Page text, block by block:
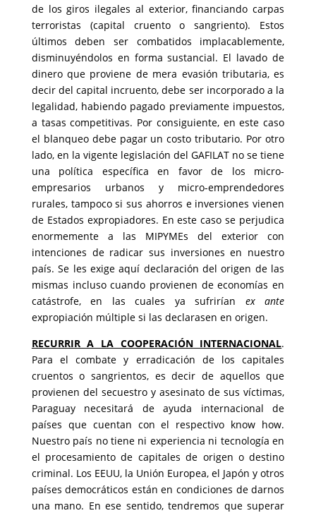
de los giros ilegales al exterior, financiando carpas
terroristas (capital cruento o sangriento). Estos
últimos deben ser combatidos implacablemente,
disminuyéndolos en forma sustancial. El lavado de
dinero que proviene de mera evasión tributaria, es
decir del capital incruento, debe ser incorporado a la
legalidad, habiendo pagado previamente impuestos,
a tasas competitivas. Por consiguiente, en este caso
el blanqueo debe pagar un costo tributario. Por otro
lado, en la vigente legislación del GAFILAT no se tiene
una política específica en favor de los micro-
empresarios urbanos y micro-emprendedores
rurales, tampoco si sus ahorros e inversiones vienen
de Estados expropiadores. En este caso se perjudica
enormemente a las MIPYMEs del exterior con
intenciones de radicar sus inversiones en nuestro
país. Se les exige aquí declaración del origen de las
mismas incluso cuando provienen de economías en
catástrofe, en las cuales ya sufrirían ex ante
expropiación múltiple si las declarasen en origen.
RECURRIR A LA COOPERACIÓN INTERNACIONAL.
Para el combate y erradicación de los capitales
cruentos o sangrientos, es decir de aquellos que
provienen del secuestro y asesinato de sus víctimas,
Paraguay necesitará de ayuda internacional de
países que cuentan con el respectivo know how.
Nuestro país no tiene ni experiencia ni tecnología en
el procesamiento de capitales de origen o destino
criminal. Los EEUU, la Unión Europea, el Japón y otros
países democráticos están en condiciones de darnos
una mano. En ese sentido, tendremos que superar